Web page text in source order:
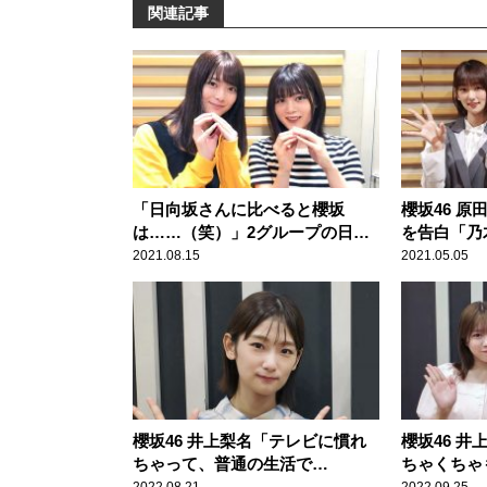
関連記事
「日向坂さんに比べると櫻坂
は……（笑）」2グループの日焼
け対策の違いを櫻坂46 田村保乃
＆尾関梨香が振り返る
2021.08.15
櫻坂46 原
を告白「
んが食べて
のメニュ
2021.05.05
櫻坂46 井上梨名「テレビに慣れ
ちゃって、普通の生活で
櫻坂46 井
ちゃくちゃ